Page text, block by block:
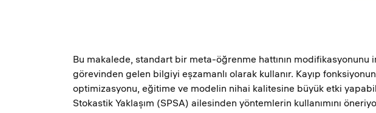
Bu makalede, standart bir meta-öğrenme hattının
görevinden gelen bilgiyi eşzamanlı olarak kullanır. Kayıp
optimizasyonu, eğitime ve modelin nihai kalitesine büyük etki
Stokastik Yaklaşım (SPSA) ailesinden yöntemlerin kullanımını